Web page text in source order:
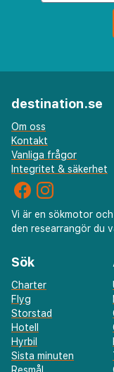
destination.se
Om oss
Kontakt
Vanliga frågor
Integritet & säkerhet
Vi är en sökmotor
den researrangör du
Sök
Charter
Flyg
Storstad
Hotell
Hyrbil
Sista minuten